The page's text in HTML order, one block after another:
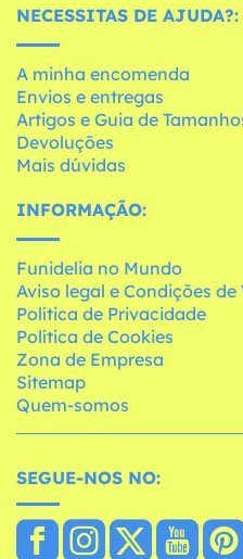
NECESSITAS DE AJUDA?:
A minha encomenda
Envios e entregas
Artigos e Guia de
Devoluções
Mais dúvidas
INFORMAÇÃO:
Funidelia no Mundo
Aviso legal e Condições de
Política de Privacidade
Política de Cookies
Zona de Empresa
Sitemap
Quem-somos
SEGUE-NOS NO: